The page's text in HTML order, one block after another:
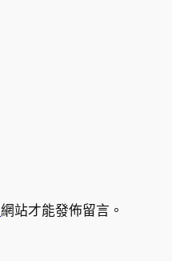
網站才能發佈留言。